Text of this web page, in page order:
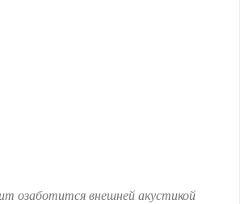
озаботится внешней акустикой